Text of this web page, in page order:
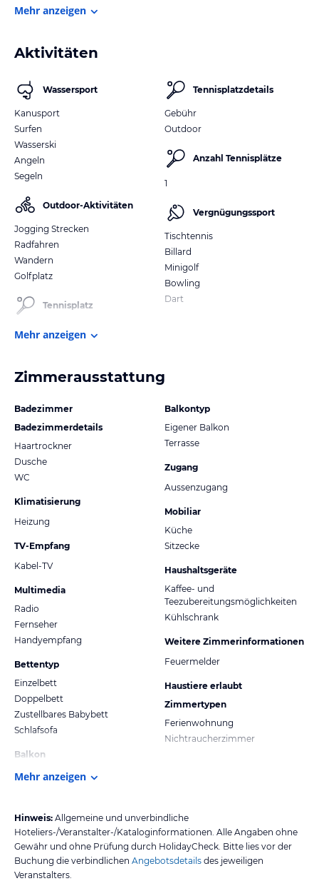
Mehr anzeigen
Aktivitäten
Wassersport
Kanusport
Surfen
Wasserski
Angeln
Segeln
Outdoor-Aktivitäten
Jogging Strecken
Radfahren
Wandern
Golfplatz
Tennisplatz
Tennisplatzdetails
Gebühr
Outdoor
Anzahl Tennisplätze
1
Vergnügungssport
Tischtennis
Billard
Minigolf
Bowling
Dart
Mehr anzeigen
Zimmerausstattung
Badezimmer
Badezimmerdetails
Haartrockner
Dusche
WC
Klimatisierung
Heizung
TV-Empfang
Kabel-TV
Multimedia
Radio
Fernseher
Handyempfang
Bettentyp
Einzelbett
Doppelbett
Zustellbares Babybett
Schlafsofa
Balkon
Balkontyp
Eigener Balkon
Terrasse
Zugang
Aussenzugang
Mobiliar
Küche
Sitzecke
Haushaltsgeräte
Kaffee- und
Teezubereitungsmöglichkeiten
Kühlschrank
Weitere Zimmerinformationen
Feuermelder
Haustiere erlaubt
Zimmertypen
Ferienwohnung
Nichtraucherzimmer
Mehr anzeigen
Hinweis: Allgemeine und unverbindliche
Hoteliers-/Veranstalter-/Kataloginformationen. Alle Angaben ohne
Gewähr und ohne Prüfung durch HolidayCheck. Bitte lies vor der
Buchung die verbindlichen Angebotsdetails des jeweiligen
Veranstalters.